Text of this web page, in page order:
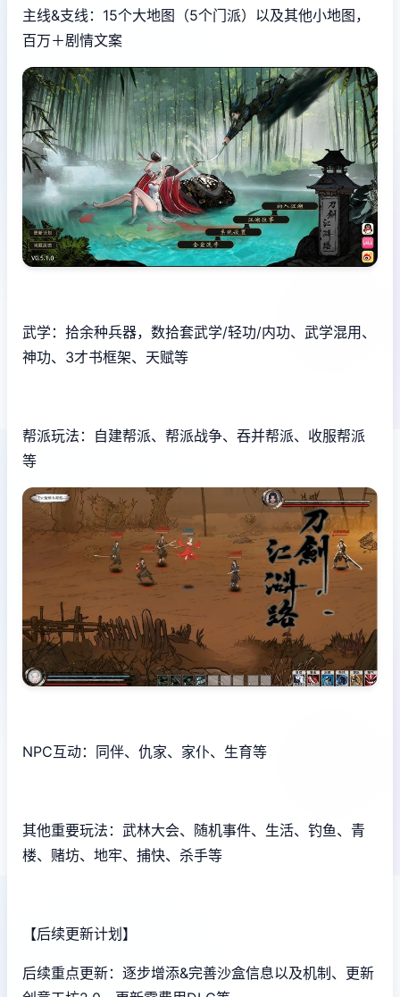
主线&支线：15个大地图（5个门派）以及其他小地图，
百万＋剧情文案
武学：拾余种兵器，数拾套武学/轻功/内功、武学混用、
神功、3才书框架、天赋等
帮派玩法：自建帮派、帮派战争、吞并帮派、收服帮派
等
NPC互动：同伴、仇家、家仆、生育等
其他重要玩法：武林大会、随机事件、生活、钓鱼、青
楼、赌坊、地牢、捕快、杀手等
【后续更新计划】
后续重点更新：逐步增添&完善沙盒信息以及机制、更新